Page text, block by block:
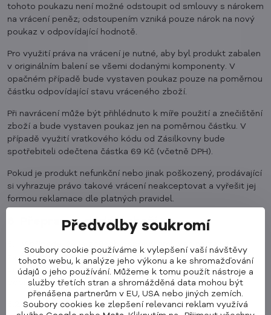
tohoto poukazu není možné odstoupit od smlouvy s nárokem
na vrácení peněz; odstoupením vzniká pouze nárok na nový
poukaz v odpovídající hodnotě.
Pro využití práva na vrácení je nutné, aby byl produkt zabalen
v originálním balení se všemi dodanými komponenty. V
opačném případě bude vystaven poukaz pouze na poměrnou
částku odpovídající stavu vráceného zboží.
Při navrácení může být přihlédnuto k míře použití a znečištění
zboží a bude vystaven poukaz jen na poměrnou částku. V
případě využití vratkového kódu od Zásilkovny bude
spotřebiteli odečtena částka 69 Kč (včetně DPH).
Pokud je produkt nefunkční nebo jinak poškozený, prodávající
si vyhrazuje právo takové vrácení neakceptovat a vyřešit jej
formou reklamace dle platných pravidel.
6. Přeprava a dodání zboží
6.1. V případě, že je způsob dopravy smluven na základě
zvláštního požadavku kupujícího, nese kupující riziko a
případné dodatečné náklady spojené s tímto způsobem
dopravy.
6.2. Je-li prodávající podle kupní smlouvy povinen dodat
Předvolby soukromí
Soubory cookie používáme k vylepšení vaší návštěvy
tohoto webu, k analýze jeho výkonu a ke shromažďování
údajů o jeho používání. Můžeme k tomu použít nástroje a
služby třetích stran a shromážděná data mohou být
přenášena partnerům v EU, USA nebo jiných zemích.
Soubory cookies ke zlepšení relevanci reklam využívá